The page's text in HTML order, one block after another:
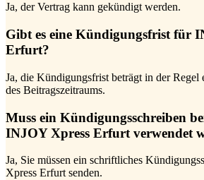
Ja, der Vertrag kann gekündigt werden.
Gibt es eine Kündigungsfrist für
Erfurt?
Ja, die Kündigungsfrist beträgt in der Regel
des Beitragszeitraums.
Muss ein Kündigungsschreiben
INJOY Xpress Erfurt verwendet
Ja, Sie müssen ein schriftliches
Xpress Erfurt senden.